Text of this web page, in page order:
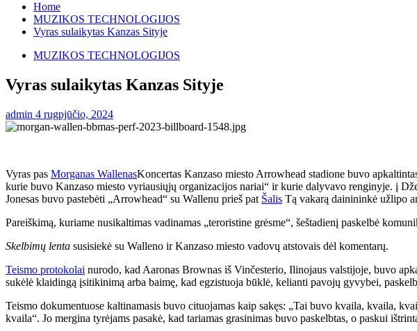
Home
MUZIKOS TECHNOLOGIJOS
Vyras sulaikytas Kanzas Sityje
MUZIKOS TECHNOLOGIJOS
Vyras sulaikytas Kanzas Sityje
admin 4 rugpjūčio, 2024
Vyras pas Morganas WallenasKoncertas Kanzaso miesto Arrowhead stadione buvo
kurie buvo Kanzaso miesto vyriausiųjų organizacijos nariai“ ir kurie dalyvavo renginyje. į
Jonesas buvo pastebėti „Arrowhead“ su Wallenu prieš pat Šalis Tą vakarą dainininkė užlipo
Pareiškimą, kuriame nusikaltimas vadinamas „teroristine grėsme“, šeštadienį paskelbė
Skelbimų lenta susisiekė su Walleno ir Kanzaso miesto vadovų atstovais dėl komentarų.
Teismo protokolai nurodo, kad Aaronas Brownas iš Vinčesterio, Ilinojaus valstijoje, buvo
sukėlė klaidingą įsitikinimą arba baimę, kad egzistuoja būklė, kelianti pavojų gyvybei,
Teismo dokumentuose kaltinamasis buvo cituojamas kaip sakęs: „Tai buvo kvaila, kvaila,
kvaila“. Jo mergina tyrėjams pasakė, kad tariamas grasinimas buvo paskelbtas, o paskui